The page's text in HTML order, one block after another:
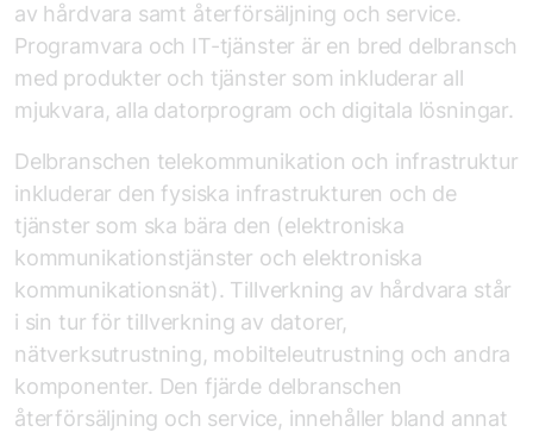
av hårdvara samt återförsäljning och service.
Programvara och IT-tjänster är en bred delbransch
med produkter och tjänster som inkluderar all
mjukvara, alla datorprogram och digitala lösningar.
Del­branschen telekommunikation och infrastruktur
inkluderar den fysiska infrastrukturen och de
tjänster som ska bära den (elektroniska
kommunikationstjänster och elektroniska
kommunikationsnät). Tillverkning av hårdvara står
i sin tur för tillverkning av datorer,
nätverksutrustning, mobilteleutrustning och andra
komponenter. Den fjärde del­branschen
återförsäljning och service, innehåller bland annat